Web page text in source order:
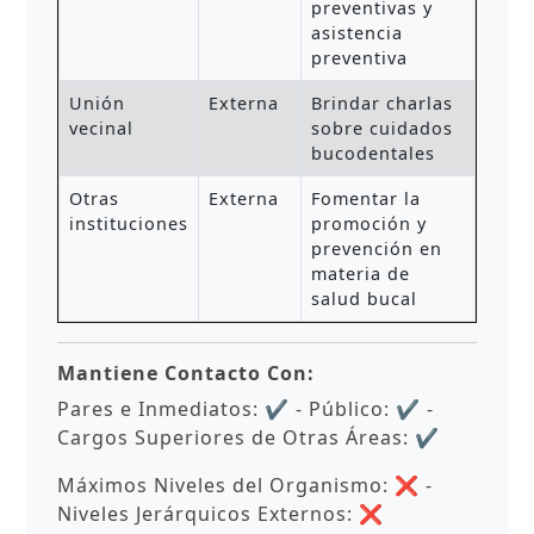
preventivas y
asistencia
preventiva
Unión
vecinal
Externa
Brindar charlas
sobre cuidados
bucodentales
Otras
instituciones
Externa
Fomentar la
promoción y
prevención en
materia de
salud bucal
Mantiene Contacto Con:
Pares e Inmediatos: ✔ - Público: ✔ -
Cargos Superiores de Otras Áreas: ✔
Máximos Niveles del Organismo: ❌ -
Niveles Jerárquicos Externos: ❌